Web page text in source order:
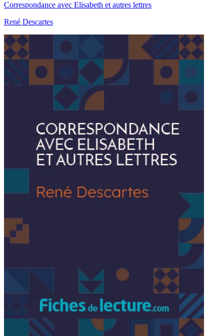
Correspondance avec Elisabeth et autres lettres
René Descartes